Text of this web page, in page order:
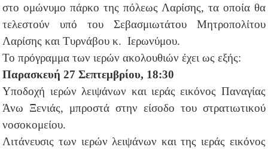
στο ομώνυμο πάρκο της πόλεως Λαρίσης, τα οποία θα
τελεστούν υπό του Σεβασμιωτάτου Μητροπολίτου
Λαρίσης και Τυρνάβου κ. Ιερωνύμου.
Το πρόγραμμα των ιερών ακολουθιών έχει ως εξής:
Παρασκευή 27 Σεπτεμβρίου, 18:30
Υποδοχή ιερών λειψάνων και ιεράς εικόνος Παναγίας
Άνω Ξενιάς, μπροστά στην είσοδο του στρατιωτικού
νοσοκομείου.
Λιτάνευσις των ιερών λειψάνων και της ιεράς εικόνος